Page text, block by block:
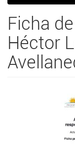
Ficha
Héctor